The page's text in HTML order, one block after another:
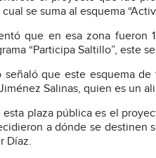
se suma al esquema
que en esa zona
“Participa Saltillo”, este
señaló que este esquema
Salinas, quien es un
esta plaza pública es el
a dónde se destinen
Díaz.